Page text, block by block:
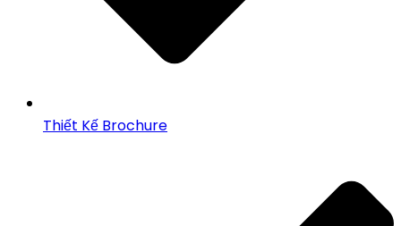
Thiết Kế Brochure